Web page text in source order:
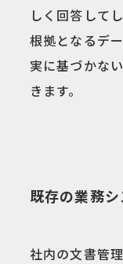
しく回答して
根拠となるデ
実に基づかな
きます。
既存の業務
社内の文書管